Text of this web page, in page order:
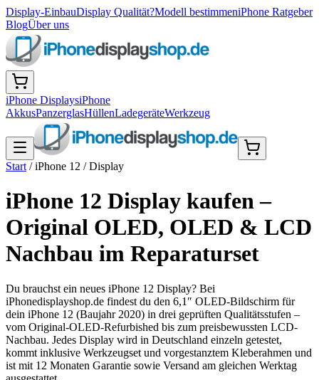
Display-EinbauDisplay Qualität?Modell bestimmeniPhone Ratgeber
BlogÜber uns
iPhone DisplaysiPhone
AkkusPanzerglasHüllenLadegeräteWerkzeug
Start /iPhone 12 /Display
iPhone 12 Display kaufen –
Original OLED, OLED & LCD
Nachbau im Reparaturset
Du brauchst ein neues iPhone 12 Display? Bei
iPhonedisplayshop.de findest du den 6,1″ OLED-Bildschirm für
dein iPhone 12 (Baujahr 2020) in drei geprüften Qualitätsstufen –
vom Original-OLED-Refurbished bis zum preisbewussten LCD-
Nachbau. Jedes Display wird in Deutschland einzeln getestet,
kommt inklusive Werkzeugset und vorgestanztem Kleberahmen und
ist mit 12 Monaten Garantie sowie Versand am gleichen Werktag